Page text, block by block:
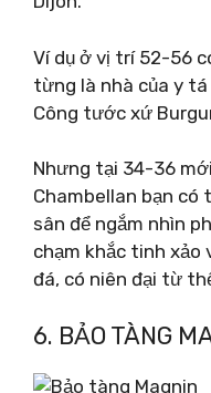
Ví dụ ở vị trí 52-56
từng là nhà của y
Công tước xứ
Nhưng tại 34-36
Chambellan bạn có
sân để ngắm nhìn
chạm khắc tinh xảo
đá, có niên đại từ
6. BẢO TÀNG